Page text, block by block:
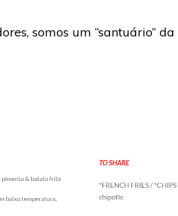
somos um “santuário”